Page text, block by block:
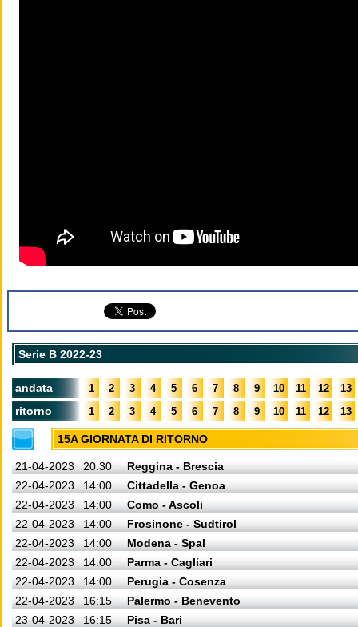
Serie B 2022-23
andata 1 2 3 4 5 6 7 8 9 10 11 12 13
ritorno 1 2 3 4 5 6 7 8 9 10 11 12 13
15A GIORNATA DI RITORNO
21-04-2023 20:30
Reggina - Brescia
22-04-2023
14:00
Cittadella - Genoa
22-04-2023
14:00
Como - Ascoli
22-04-2023
14:00
Frosinone - Sudtirol
22-04-2023
14:00
Modena - Spal
22-04-2023
14:00
Parma - Cagliari
22-04-2023
14:00
Perugia - Cosenza
22-04-2023
16:15
Palermo - Benevento
23-04-2023
16:15
Pisa - Bari